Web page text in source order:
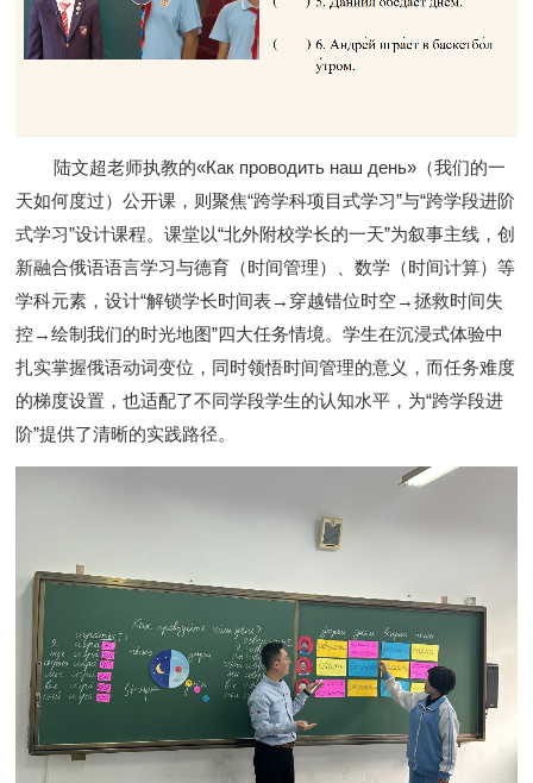
陆文超老师执教的«Как проводить наш день» （我们的一
天如何度过）公开课，则聚焦“跨学科项目式学习”与“跨学段进阶
式学习”设计课程。课堂以“北外附校学长的一天”为叙事主线，创
新融合俄语语言学习与德育（时间管理）、数学（时间计算）等
学科元素，设计“解锁学长时间表→ 穿越错位时空→拯救时间失
控→绘制我们的时光地图”四大任务情境。学生在沉浸式体验中
扎实掌握俄语动词变位，同时领悟时间管理的意义，而任务难度
的梯度设置，也适配了不同学段学生的认知水平，为“跨学段进
阶”提供了清晰的实践路径。